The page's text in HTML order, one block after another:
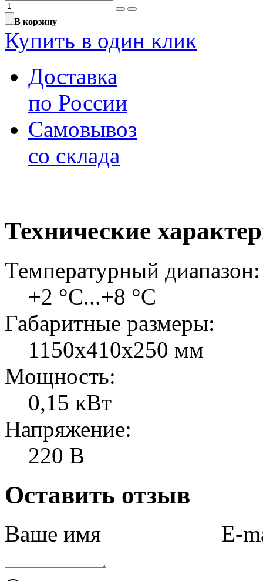
В корзину
Купить в один клик
Доставка
по России
Самовывоз
со склада
Технические
Температурный диапазон:
+2 °C...+8 °C
Габаритные размеры:
1150х410х250 мм
Мощность:
0,15 кВт
Напряжение:
220 В
Оставить отзыв
Ваше имя E-